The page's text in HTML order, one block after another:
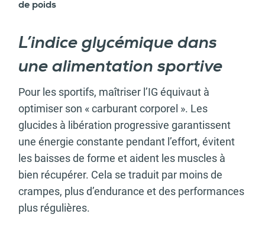
de poids
L’indice glycémique dans
une alimentation sportive
Pour les sportifs, maîtriser l’IG équivaut à
optimiser son « carburant corporel ». Les
glucides à libération progressive garantissent
une énergie constante pendant l’effort, évitent
les baisses de forme et aident les muscles à
bien récupérer. Cela se traduit par moins de
crampes, plus d’endurance et des performances
plus régulières.